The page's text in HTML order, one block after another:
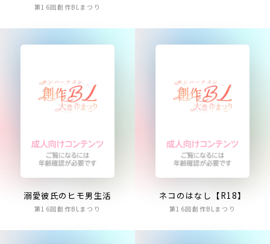
第16回創作BLまつり
溺愛彼氏のヒモ男生活
第16回創作BLまつり
ネコのはなし【R18】
第16回創作BLまつり